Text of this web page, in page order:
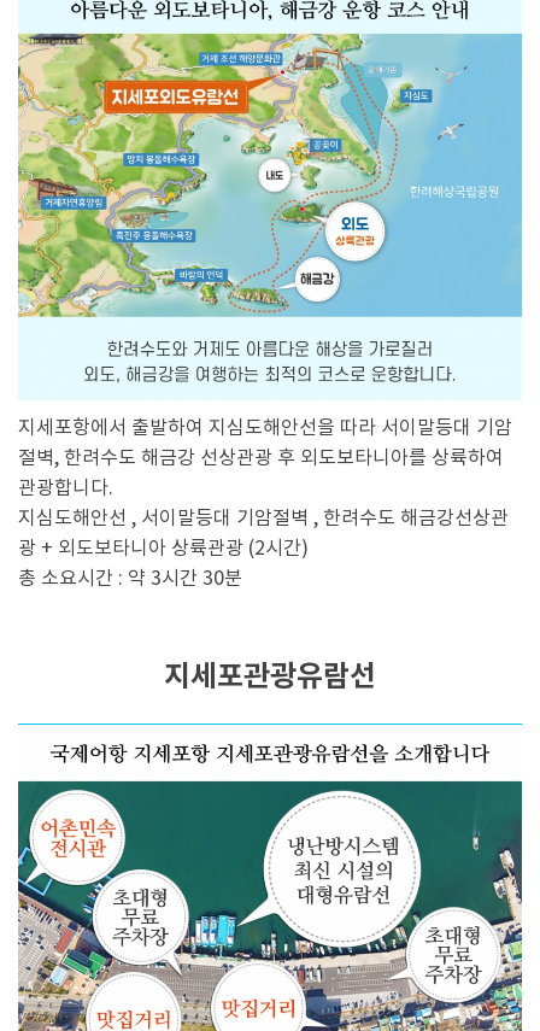
지세포항에서 출발하여 지심도해안선을 따라 서이말등대 기암
절벽, 한려수도 해금강 선상관광 후 외도보타니아를 상륙하여
관광합니다.
지심도해안선 , 서이말등대 기암절벽 , 한려수도 해금강선상관
광 + 외도보타니아 상륙관광 (2시간)
총 소요시간 : 약 3시간 30분
지세포관광유람선